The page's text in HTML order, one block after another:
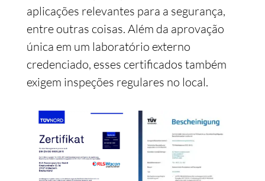
aplicações relevantes para a segurança,
entre outras coisas. Além da aprovação
única em um laboratório externo
credenciado, esses certificados também
exigem inspeções regulares no local.